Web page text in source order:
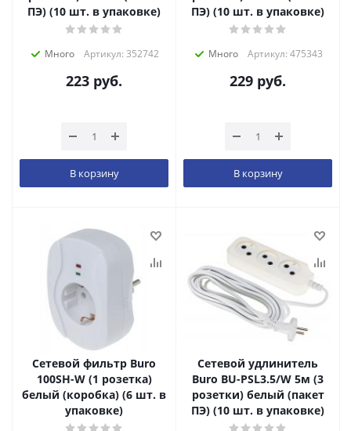
ПЭ) (10 шт. в упаковке)
Много Артикул: 352742
223 руб.
В корзину
ПЭ) (10 шт. в упаковке)
Много Артикул: 475343
229 руб.
В корзину
Сетевой фильтр Buro
100SH-W (1 розетка)
белый (коробка) (6 шт. в
упаковке)
Сетевой удлинитель
Buro BU-PSL3.5/W 5м (3
розетки) белый (пакет
ПЭ) (10 шт. в упаковке)